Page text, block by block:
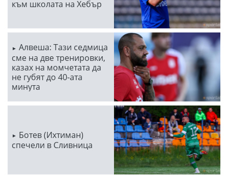
към школата на Хебър
Алвеша: Тази седмица
сме на две тренировки,
казах на момчетата да
не губят до 40-ата
минута
Ботев (Ихтиман)
спечели в Сливница